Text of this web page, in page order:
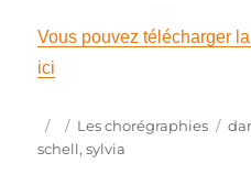
Vous pouvez télécharger
ici
Publié
le
Catégories
Les chorégraphies
schell,sylvia